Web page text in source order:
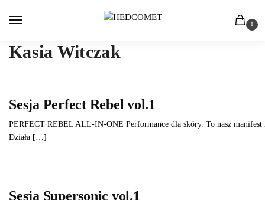
0
Kasia Witczak
Sesja Perfect Rebel vol.1
PERFECT REBEL ALL-IN-ONE Performance dla skóry. To nasz
Działa […]
Sesja Supersonic vol.1